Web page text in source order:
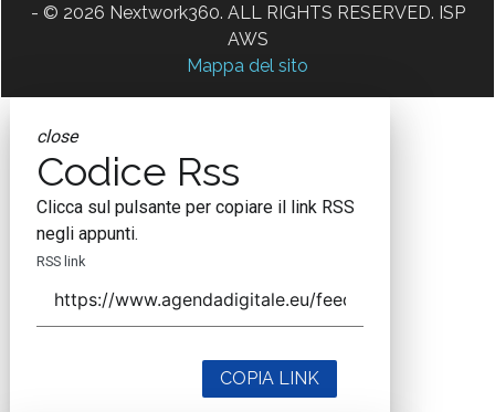
- © 2026 Nextwork360. ALL RIGHTS RESERVED. ISP
AWS
Mappa del sito
close
Codice Rss
Clicca sul pulsante per copiare il link RSS
negli appunti.
RSS link
COPIA LINK